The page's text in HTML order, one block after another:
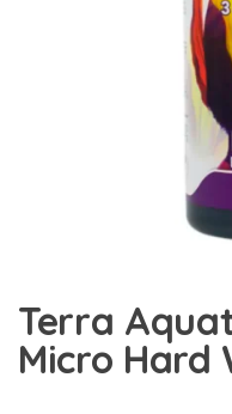
Terra
Micro Hard